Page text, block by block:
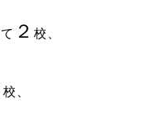
２校、
校、